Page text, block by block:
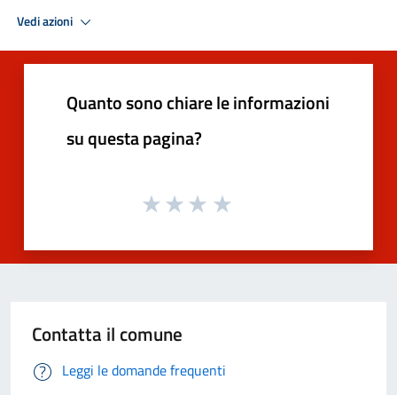
Vedi azioni
Quanto sono chiare le informazioni
su questa pagina?
Contatta il comune
Leggi le domande frequenti